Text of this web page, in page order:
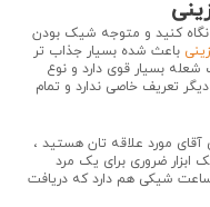
نگاه کنید و متوجه شیک بودن
باعث شده بسیار جذاب تر
شعله بسیار قوی دارد و نوع
تعریف خاصی ندارد و تمام
مورد علاقه تان هستید ،
ضروری برای یک مرد
شیکی هم دارد که دریافت